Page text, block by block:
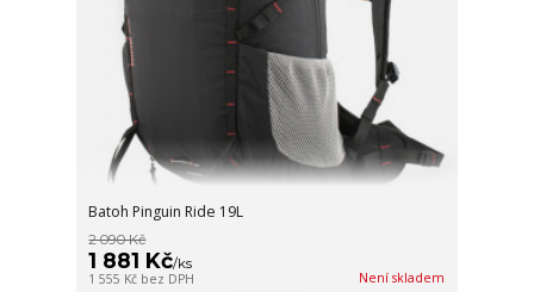
Batoh Pinguin Ride 19L
2 090 Kč
1 881 Kč/ks
1 555 Kč bez DPH Není skladem